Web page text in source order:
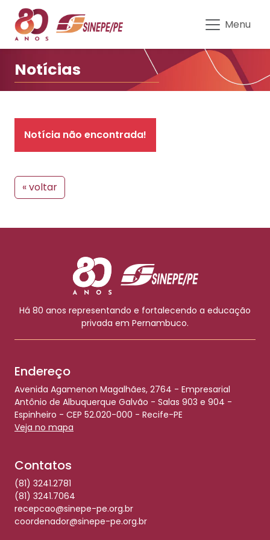
Notícias | Sinepe-PE
Menu
Notícias
Notícia não encontrada!
« voltar
Há 80 anos representando e fortalecendo a educação
privada em Pernambuco.
Endereço
Avenida Agamenon Magalhães, 2764 - Empresarial
Antônio de Albuquerque Galvão - Salas 903 e 904 -
Espinheiro - CEP 52.020-000 - Recife-PE
Veja no mapa
Contatos
(81) 3241.2781
(81) 3241.7064
recepcao@sinepe-pe.org.br
coordenador@sinepe-pe.org.br